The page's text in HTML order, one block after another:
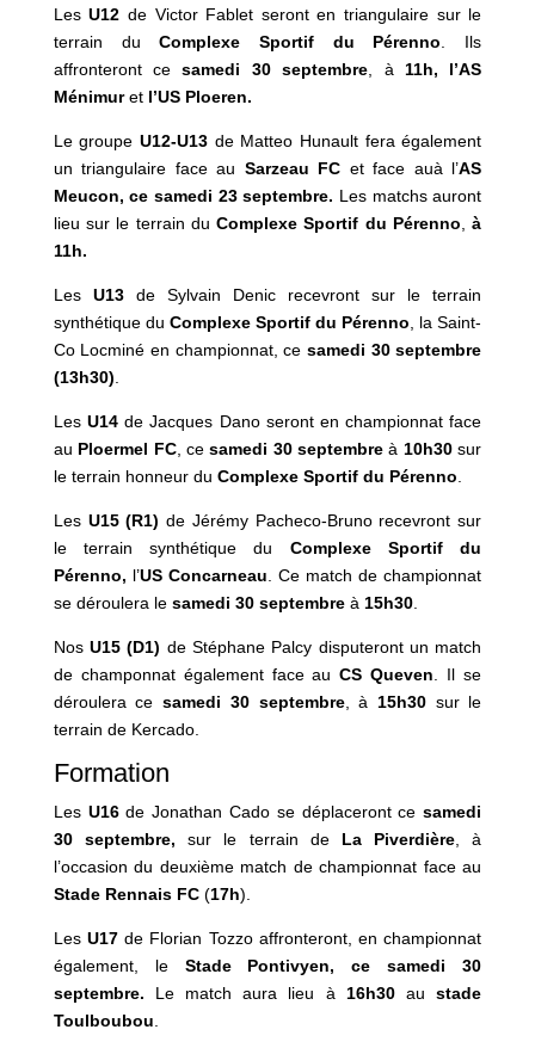
LesU12 de Victor Fablet seront en triangulaire sur le
terrain du Complexe Sportif du Pérenno . Ils
affronteront cesamedi 30 septembre , à 11h, l’AS
Ménimuretl’US Ploeren.
Le groupeU12-U13 de Matteo Hunault fera également
un triangulaire face au Sarzeau FC et face auà l’AS
Meucon, ce samedi 23 septembre. Les matchs auront
lieu sur le terrain duComplexe Sportif du Pérenno
à
11h.
LesU13de Sylvain Denic recevront sur le terrain
synthétique du Complexe Sportif du Pérenno , la Saint-
Co Locminé en championnat, ce samedi 30 septembre
(13h30)
Les U14de Jacques Dano seront en championnat face
au Ploermel FC, cesamedi 30 septembre à 10h30sur
le terrain honneur du Complexe Sportif du Pérenno
Les U15 (R1) de Jérémy Pacheco-Bruno recevront sur
le terrain synthétique du Complexe Sportif du
Pérenno, l’US Concarneau . Ce match de championnat
se déroulera le samedi 30 septembreà 15h30.
NosU15 (D1) de Stéphane Palcy disputeront un match
de champonnat également face auCS Queven . Il se
déroulera cesamedi 30 septembre, à 15h30sur le
terrain de Kercado.
Formation
Les U16de Jonathan Cado se déplaceront cesamedi
30 septembre, sur le terrain de La Piverdière , à
l’occasion du deuxième match de championnat face au
Stade Rennais FC(17h).
Les U17 de Florian Tozzo affronteront, en championnat
également, le Stade Pontivyen,ce samedi 30
septembre. Le match aura lieu à 16h30austade
Toulboubou